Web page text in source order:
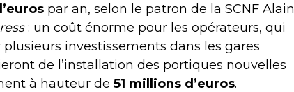
par an, selon le patron de la SCNF Alain
: un coût énorme pour les opérateurs, qui
investissements dans les gares
de l’installation des portiques nouvelles
à hauteur de 51 millions d’euros.